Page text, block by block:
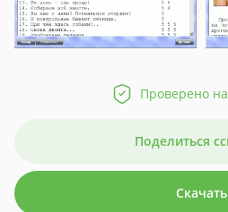
Проверено
Поделиться
Скачать